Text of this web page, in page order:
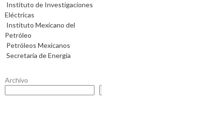
Instituto de Investigaciones
Eléctricas
Instituto Mexicano del
Petróleo
Petróleos Mexicanos
Secretaría de Energía
Archivo